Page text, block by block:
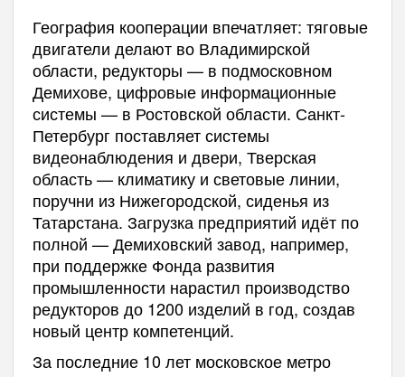
География кооперации впечатляет: тяговые
двигатели делают во Владимирской
области, редукторы — в подмосковном
Демихове, цифровые информационные
системы — в Ростовской области. Санкт-
Петербург поставляет системы
видеонаблюдения и двери, Тверская
область — климатику и световые линии,
поручни из Нижегородской, сиденья из
Татарстана. Загрузка предприятий идёт по
полной — Демиховский завод, например,
при поддержке Фонда развития
промышленности нарастил производство
редукторов до 1200 изделий в год, создав
новый центр компетенций.
За последние 10 лет московское метро